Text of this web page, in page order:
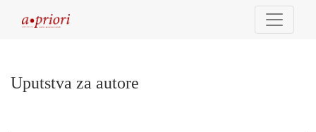
Uputstva za autore